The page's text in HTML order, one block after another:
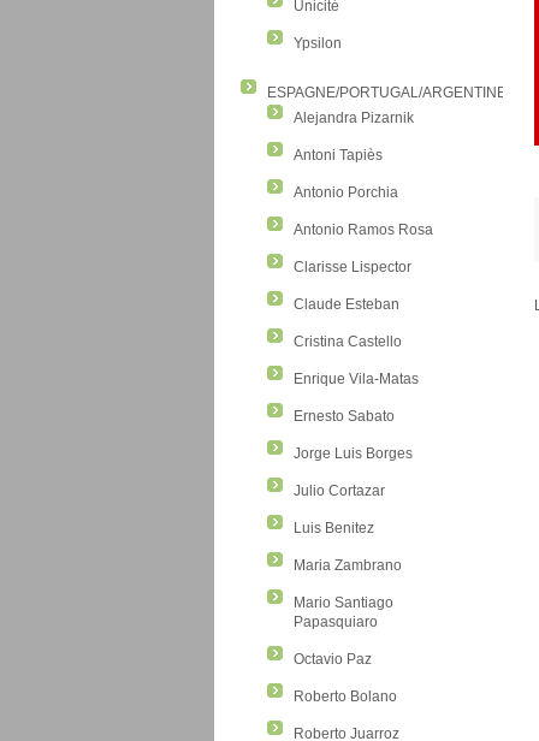
Unicité
Ypsilon
ESPAGNE/PORTUGAL/ARGENTINE/
Alejandra Pizarnik
Antoni Tapiès
Antonio Porchia
Antonio Ramos Rosa
Clarisse Lispector
Claude Esteban
Cristina Castello
Enrique Vila-Matas
Ernesto Sabato
Jorge Luis Borges
Julio Cortazar
Luis Benitez
Maria Zambrano
Mario Santiago
Papasquiaro
Octavio Paz
Roberto Bolano
Roberto Juarroz